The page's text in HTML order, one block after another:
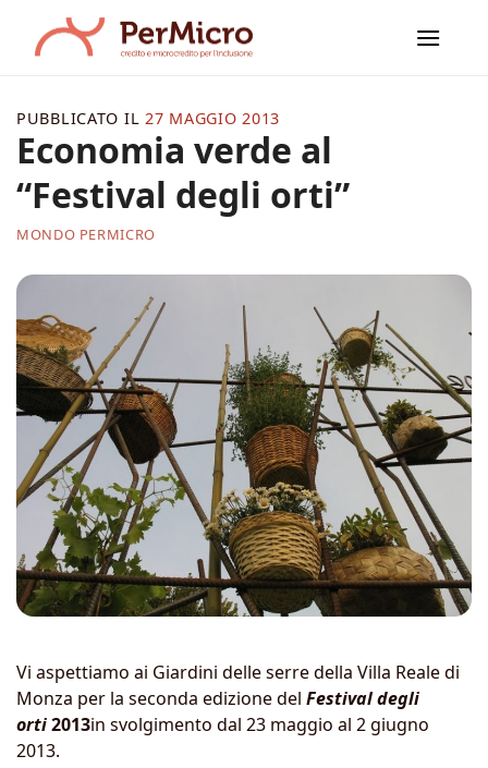
contenuti
MONDO PERMICRO
Economia verde al
“Festival degli orti”
PUBBLICATO IL27 MAGGIO 2013
Vi aspettiamo ai Giardini delle serre della Villa Reale di
Monza per la seconda edizione del Festival degli
orti2013in svolgimento dal 23 maggio al 2 giugno
2013.